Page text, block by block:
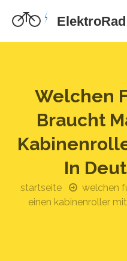
Welchen
Braucht
In
startseite
welchen
einen kabinenroller